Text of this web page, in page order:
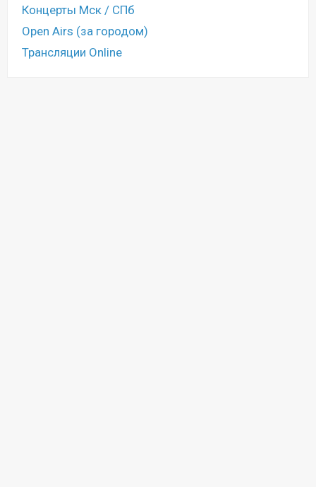
Концерты Мск / СПб
Open Airs (за городом)
Трансляции Online